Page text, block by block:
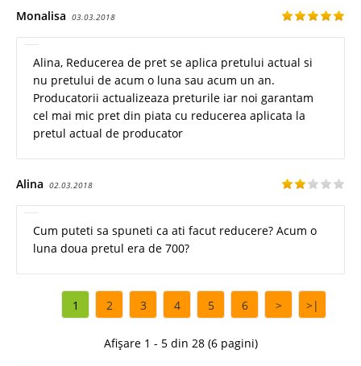
Monalisa 03.03.2018
Alina, Reducerea de pret se aplica pretului actual si
nu pretului de acum o luna sau acum un an.
Producatorii actualizeaza preturile iar noi garantam
cel mai mic pret din piata cu reducerea aplicata la
pretul actual de producator
Alina 02.03.2018
Cum puteti sa spuneti ca ati facut reducere? Acum o
luna doua pretul era de 700?
1 2 3 4 5 6 > >|
Afișare 1 - 5 din 28 (6 pagini)